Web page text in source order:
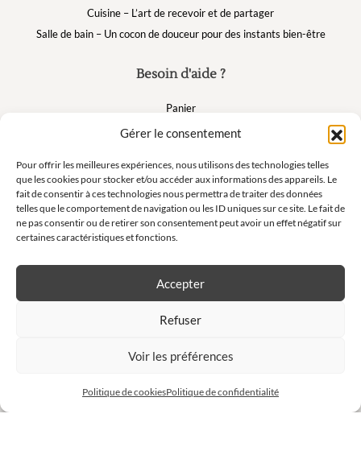
Gérer le consentement
Pour offrir les meilleures expériences, nous utilisons des technologies telles
que les cookies pour stocker et/ou accéder aux informations des appareils. Le
fait de consentir à ces technologies nous permettra de traiter des données
telles que le comportement de navigation ou les ID uniques sur ce site. Le fait de
ne pas consentir ou de retirer son consentement peut avoir un effet négatif sur
certaines caractéristiques et fonctions.
Accepter
Refuser
Voir les préférences
Politique de cookiesPolitique de confidentialité
Besoin d'aide ?
Panier
FAQ
Suivez nous
Cuisine – L’art de recevoir et de partager
Salle de bain – Un cocon de douceur pour des instants bien-être
Newsletter
Ne manquez pas nos offres exclusives et nos ventes privées !
S'inscrire à la newsletter